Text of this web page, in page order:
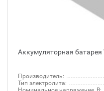
Аккумуляторная батарея
Производитель:
Тип электролита: